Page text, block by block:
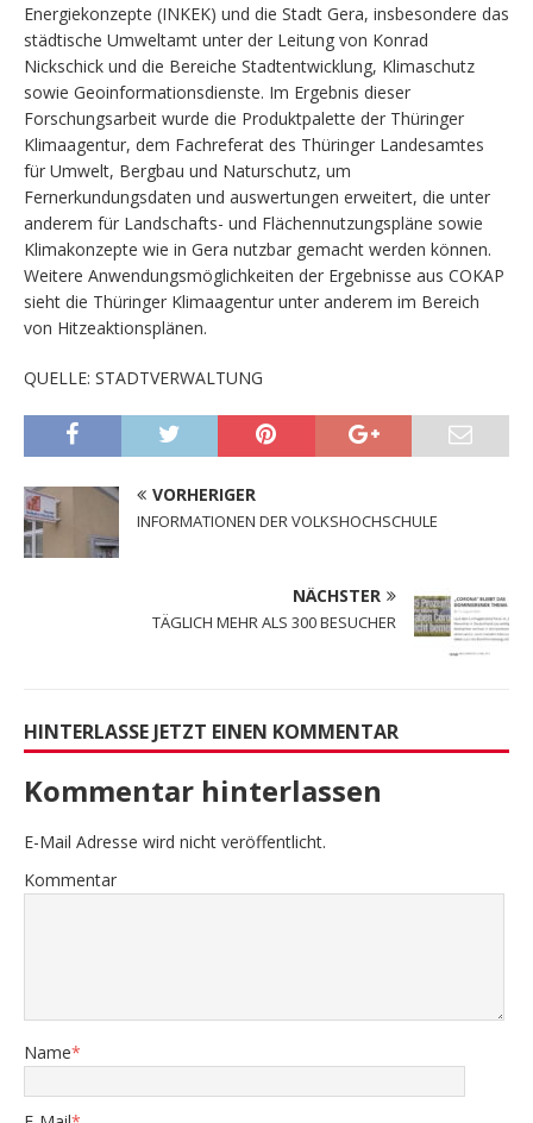
Energiekonzepte (INKEK) und die Stadt Gera, insbesondere das
städtische Umweltamt unter der Leitung von Konrad
Nickschick und die Bereiche Stadtentwicklung, Klimaschutz
sowie Geoinformationsdienste. Im Ergebnis dieser
Forschungsarbeit wurde die Produktpalette der Thüringer
Klimaagentur, dem Fachreferat des Thüringer Landesamtes
für Umwelt, Bergbau und Naturschutz, um
Fernerkundungsdaten und auswertungen erweitert, die unter
anderem für Landschafts- und Flächennutzungspläne sowie
Klimakonzepte wie in Gera nutzbar gemacht werden können.
Weitere Anwendungsmöglichkeiten der Ergebnisse aus COKAP
sieht die Thüringer Klimaagentur unter anderem im Bereich
von Hitzeaktionsplänen.
QUELLE: STADTVERWALTUNG
VORHERIGER
INFORMATIONEN DER VOLKSHOCHSCHULE
NÄCHSTER
TÄGLICH MEHR ALS 300 BESUCHER
HINTERLASSE JETZT EINEN KOMMENTAR
Kommentar hinterlassen
E-Mail Adresse wird nicht veröffentlicht.
Kommentar
Name*